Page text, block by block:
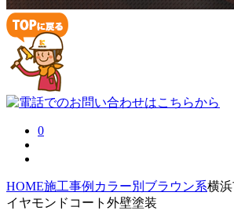
0
HOME施工事例 カラー別 ブラウン系横
イヤモンドコート外壁塗装